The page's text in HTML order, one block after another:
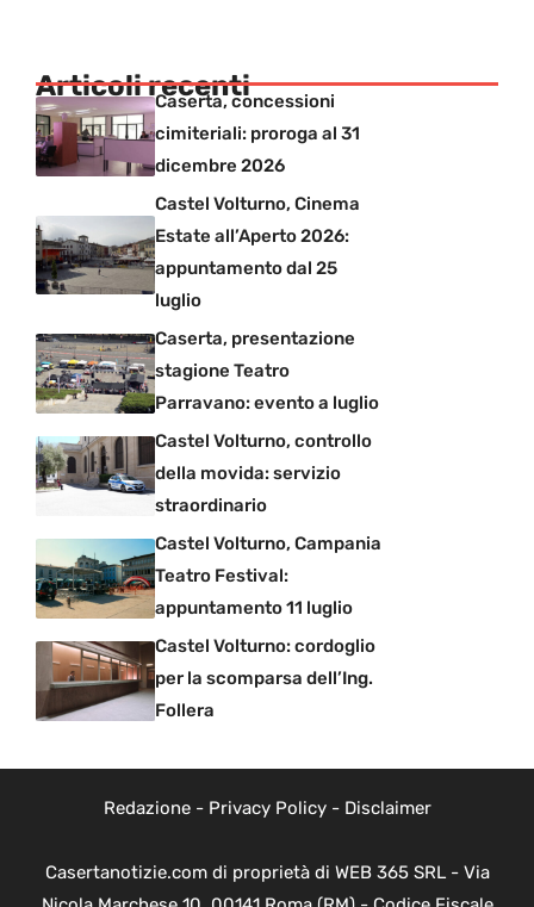
Articoli recenti
Caserta, concessioni
cimiteriali: proroga al 31
dicembre 2026
Castel Volturno, Cinema
Estate all’Aperto 2026:
appuntamento dal 25
luglio
Caserta, presentazione
stagione Teatro
Parravano: evento a luglio
Castel Volturno, controllo
della movida: servizio
straordinario
Castel Volturno, Campania
Teatro Festival:
appuntamento 11 luglio
Castel Volturno: cordoglio
per la scomparsa dell’Ing.
Follera
Redazione- Privacy Policy- Disclaimer
Casertanotizie.com di proprietà di WEB 365 SRL - Via